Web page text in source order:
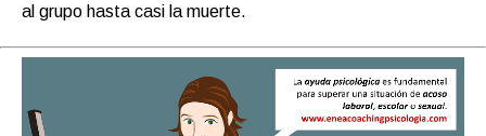
al grupo hasta casi la muerte.